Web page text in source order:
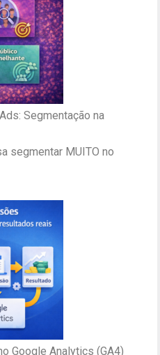
Segmentação na
segmentar MUITO no
Google Analytics (GA4)